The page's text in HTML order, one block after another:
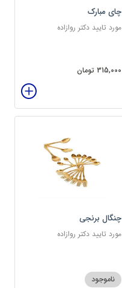
چای مبارک
مورد تایید دکتر روازاده
315,000 تومان
چنگال برنجی
مورد تایید دکتر روازاده
ناموجود